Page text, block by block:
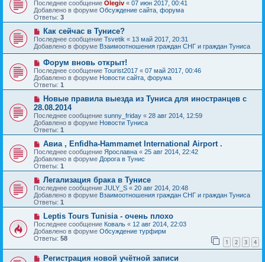
е
о
б
щ
е
н
и
е
в
о
е
с
о
о
б
щ
е
н
и
е
Последнее сообщение Olegiv « 07 июн 2017, 00:41
Добавлено в форуме Обсуждение сайта, форума
Ответы: 3
Н
о
в
е
с
о
о
б
щ
е
н
и
е
Как сейчас в Тунисе?
Последнее сообщение Tsvetik « 13 май 2017, 20:31
Добавлено в форуме Взаимоотношения граждан СНГ и граждан Туниса
Н
о
в
о
е
с
о
о
б
щ
е
и
е
Форум вновь открыт!
Последнее сообщение Tourist2017 « 07 май 2017, 00:46
Добавлено в форуме Новости сайта, форума
Ответы: 1
Н
о
в
о
е
с
о
б
щ
е
и
е
Новые правила выезда из Туниса для иностранцев с
28.08.2014
Последнее сообщение sunny_friday « 28 авг 2014, 12:59
Добавлено в форуме Новости Туниса
Ответы: 1
Н
о
в
о
е
с
о
о
б
щ
е
н
и
е
Авиа , Enfidha-Hammamet International Airport .
Последнее сообщение Ярославна « 25 авг 2014, 22:42
Добавлено в форуме Дорога в Тунис
Ответы: 1
Н
о
в
о
е
с
о
о
б
щ
е
н
Легализация брака в Тунисе
Последнее сообщение JULY_S « 20 авг 2014, 20:48
Добавлено в форуме Взаимоотношения граждан СНГ и граждан Туниса
Ответы: 1
Н
о
в
о
с
Leptis Tours Tunisia - очень плохо
Последнее сообщение Коваль « 12 авг 2014, 22:03
Добавлено в форуме Обсуждение турфирм
Ответы: 58 1 2 3 4
НРегистрация новой учётной записи